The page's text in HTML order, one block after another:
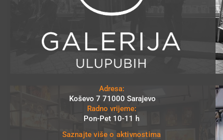
Adresa:
Koševo 7 71000 Sarajevo
Radno vrijeme:
Pon-Pet 10-11 h
Saznajte više o aktivnostima